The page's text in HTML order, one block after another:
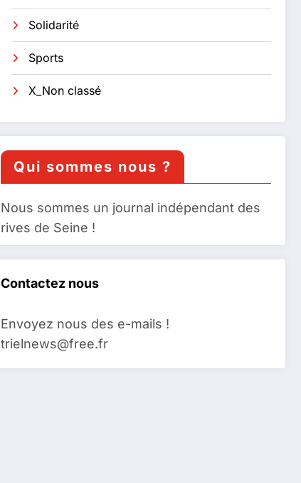
Solidarité
Sports
X_Non classé
Qui sommes nous ?
Nous sommes un journal indépendant des
rives de Seine !
Contactez nous
Envoyez nous des e-mails !
trielnews@free.fr